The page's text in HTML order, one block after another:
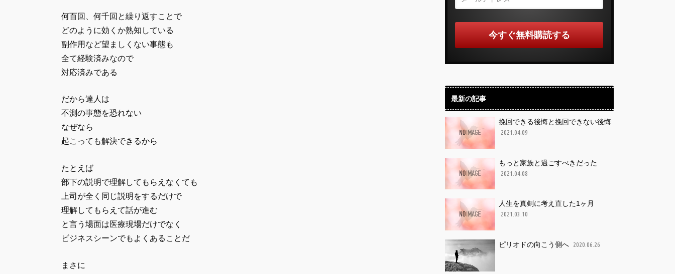
何百回、何千回と繰り返すことで
どのように効くか熟知している
副作用など望ましくない事態も
全て経験済みなので
対応済みである
だから達人は
不測の事態を恐れない
なぜなら
起こっても解決できるから
たとえば
部下の説明で理解してもらえなくても
上司が全く同じ説明をするだけで
理解してもらえて話が進む
と言う場面は医療現場だけでなく
ビジネスシーンでもよくあることだ
まさに
最新の記事
挽回できる後悔と挽回できない後悔
2021.04.09
もっと家族と過ごすべきだった
2021.04.08
人生を真剣に考え直した1ヶ月
2021.03.10
ピリオドの向こう側へ 2020.06.26